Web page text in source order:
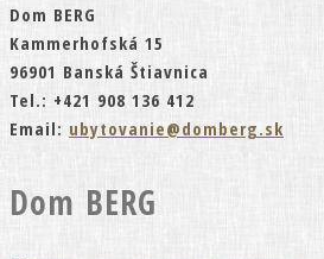
Dom BERG
Kammerhofská 15
96901 Banská Štiavnica
Tel.: +421 908 136 412
Email: ubytovanie@domberg.sk
Dom BERG